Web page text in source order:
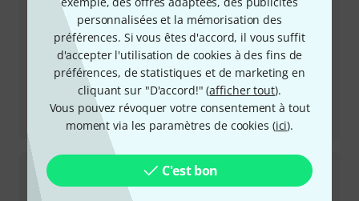
personnalisées et la mémorisation des
préférences. Si vous êtes d'accord, il vous suffit
d'accepter l'utilisation de cookies à des fins de
préférences, de statistiques et de marketing en
cliquant sur "D'accord!" (afficher tout).
Vous pouvez révoquer votre consentement à tout
moment via les paramètres de cookies (ici).
C'est bon
Review
Glockenklang Steamhammer